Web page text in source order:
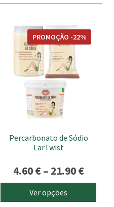
Percarbonato de Sódio
LarTwist
PROMOÇÃO -22%
4.60€– 21.90€Price
range:
Ver opções
This
product
multiple
variants.
chosen
product